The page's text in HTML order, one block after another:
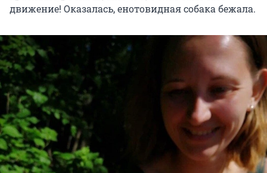
движение! Оказалась, енотовидная собака бежала.